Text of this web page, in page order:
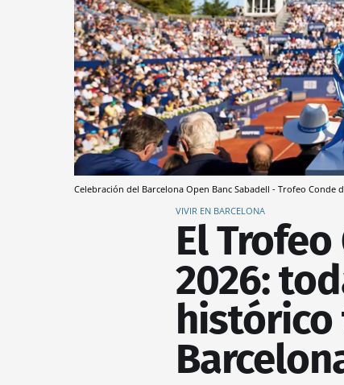
Celebración del Barcelona Open Banc Sabadell - Trofeo Conde
VIVIR EN BARCELONA
El
2026:
histórico